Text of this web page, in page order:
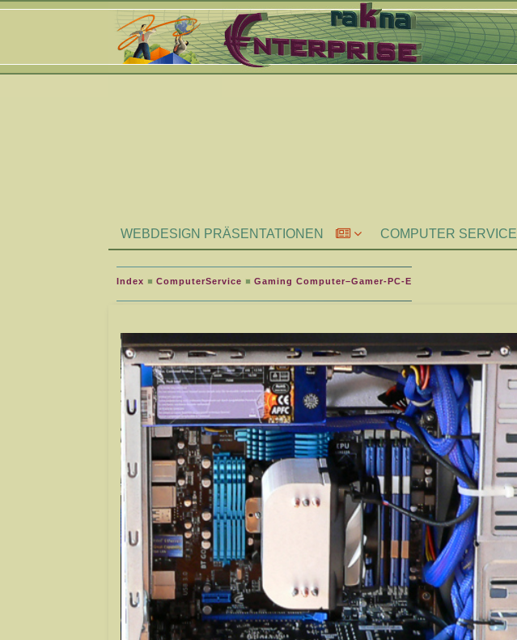
WEBDESIGN PRÄSENTATIONEN COMPUTER SERVICE
Index ComputerService Gaming Computer–Gamer-PC-E